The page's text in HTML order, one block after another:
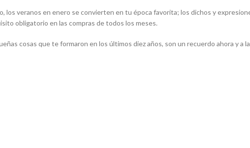
los veranos en enero se convierten en tu época favorita; los dichos y
obligatorio en las compras de todos los meses.
cosas que te formaron en los últimos diez años, son un recuerdo ahora y a